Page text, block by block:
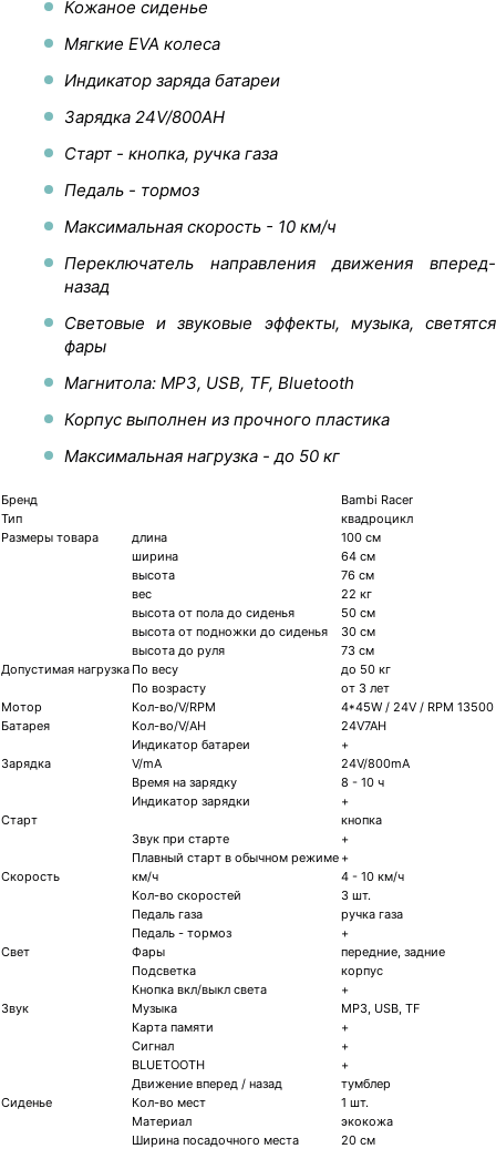
Кожаное сиденье
Мягкие EVA колеса
Индикатор заряда батареи
Зарядка 24V/800AH
Старт - кнопка, ручка газа
Педаль - тормоз
Максимальная скорость - 10 км/ч
Переключатель направления движения вперед-
назад
Световые и звуковые эффекты, музыка, светятся
фары
Магнитола: MP3, USB, TF, Bluetooth
Корпус выполнен из прочного пластика
Максимальная нагрузка - до 50 кг
Бренд
Bambi Racer
Тип
квадроцикл
Размеры товара
длина
100 см
ширина
64 см
высота
76 см
вес
22 кг
высота от пола до сиденья
50 см
высота от подножки до сиденья
30 cм
высота до руля
73 см
Допустимая нагрузка По весу
до 50 кг
По возрасту
от 3 лет
Мотор
Кол-во/V/RPM
4*45W / 24V / RPM 13500
Батарея
Кол-во/V/AH
24V7AH
Индикатор батареи
+
Зарядка
V/mA
24V/800mA
Время на зарядку
8 - 10 ч
Индикатор зарядки
+
Старт
кнопка
Звук при старте
+
Плавный старт в обычном режиме +
Скорость
км/ч
4 - 10 км/ч
Кол-во скоростей
3 шт.
Педаль газа
ручка газа
Педаль - тормоз
+
Свет
Фары
передние, задние
Подсветка
корпус
Кнопка вкл/выкл света
+
Звук
Музыка
MP3, USB, TF
Карта памяти
+
Сигнал
+
BLUETOOTH
+
Движение вперед / назад
тумблер
Сиденье
Кол-во мест
1 шт.
Материал
экокожа
Ширина посадочного места
20 см